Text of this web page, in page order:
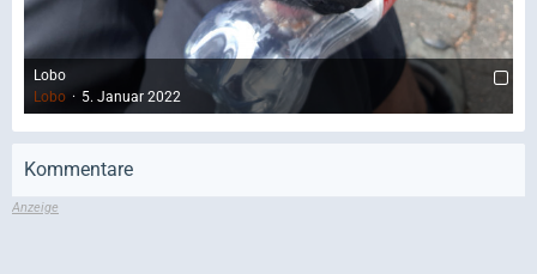
Lobo
Lobo
5. Januar 2022
Kommentare